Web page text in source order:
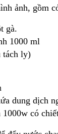
ảnh, gồm
gà.
1000 ml
tách ly)
dung dịch
có